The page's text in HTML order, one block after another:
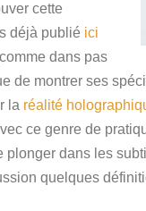
cette
déjà publié ici
dans pas
de montrer ses
la réalité
ce genre de
plonger dans les
quelques